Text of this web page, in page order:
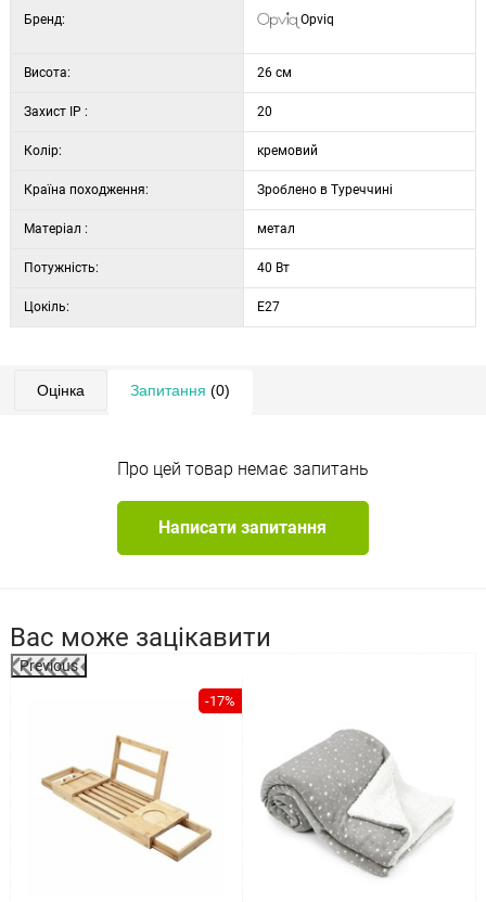
висота основи: 3 см
захист: ip20
Бренд: Opviq
Висота: 26 см
Захист IP : 20
Колір: кремовий
Країна походження: Зроблено в Туреччині
Матеріал : метал
Потужність: 40 Вт
Цокіль: E27
Оцінка Запитання (0)
Про цей товар немає запитань
Написати запитання
Вас може зацікавити
Previous
-17%